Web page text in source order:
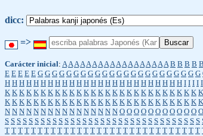
dicc:
=>
Carácter inicial: A A A A A A A A A A A A A A A A A A B B B B B
E E E E E G G G G G G G G G G G G G G G G G G G G G G G
H H H H H H H H H H H H H H H H H H H H H H H H H I I I I I
K K K K K K K K K K K K K K K K K K K K K K K K K K K K
K K K K K K K K K K K K K K K K K K K K K K K K K K K K
N N N N N N N N N N N N N N N N O O O O O O O O O O O O
S S S S S S S S S S S S S S S S S S S S S S S S S S S S S S S S S
T T T T T T T T T T T T T T T T T T T T T T T T T T T T T T